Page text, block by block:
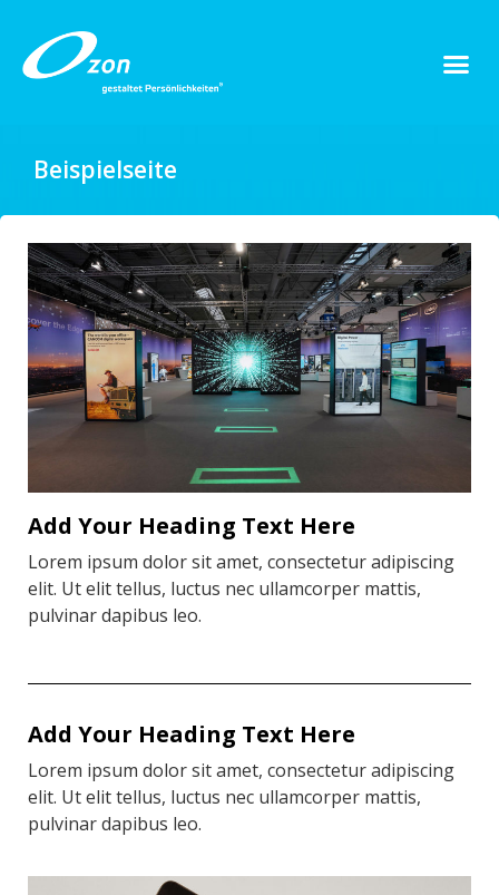
Beispielseite
Add Your Heading Text Here
Lorem ipsum dolor sit amet, consectetur adipiscing
elit. Ut elit tellus, luctus nec ullamcorper mattis,
pulvinar dapibus leo.
Add Your Heading Text Here
Lorem ipsum dolor sit amet, consectetur adipiscing
elit. Ut elit tellus, luctus nec ullamcorper mattis,
pulvinar dapibus leo.